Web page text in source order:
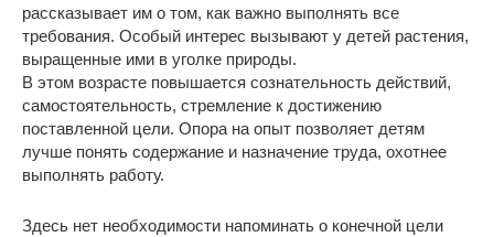
рассказывает им о том, как важно выполнять все
требования. Особый интерес вызывают у детей растения,
выращенные ими в уголке природы.
В этом возрасте повышается сознательность действий,
самостоятельность, стремление к достижению
поставленной цели. Опора на опыт позволяет детям
лучше понять содержание и назначение труда, охотнее
выполнять работу.
Здесь нет необходимости напоминать о конечной цели